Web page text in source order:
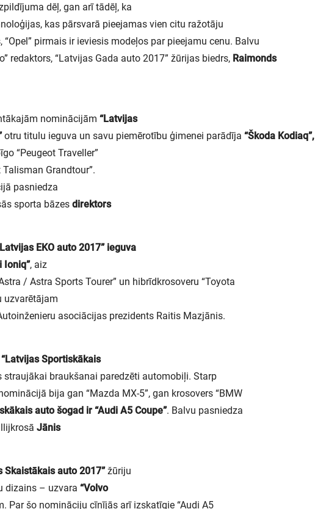
dēļ, gan arī tādēļ, ka
kas pārsvarā pieejamas vien citu ražotāju
pirmais ir ieviesis modeļos par pieejamu cenu. Balvu
redaktors, “Latvijas Gada auto 2017” žūrijas biedrs, Raimonds
nominācijām “Latvijas
otru titulu ieguva un savu piemērotību ģimenei parādīja “Škoda Kodiaq”,
“Peugeot Traveller”
Grandtour”.
pasniedza
sporta bāzes direktors
EKO auto 2017” ieguva
Ioniq”, aiz
/ Astra Sports Tourer” un hibrīdkrosoveru “Toyota
uzvarētājam
asociācijas prezidents Raitis Mazjānis.
“Latvijas Sportiskākais
braukšanai paredzēti automobiļi. Starp
bija gan “Mazda MX-5”, gan krosovers “BMW
auto šogad ir “Audi A5 Coupe”. Balvu pasniedza
Jānis
Skaistākais auto 2017”žūriju
dizains – uzvara “Volvo
Par šo nomināciju cīnījās arī izskatīgie “Audi A5